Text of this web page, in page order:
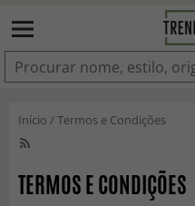
Início /Termos e Condições
TERMOS E CONDIÇÕES